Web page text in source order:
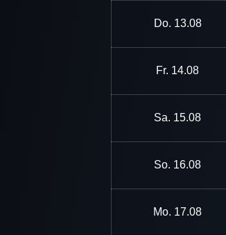
Do. 13.08
Fr. 14.08
Sa. 15.08
So. 16.08
Mo. 17.08